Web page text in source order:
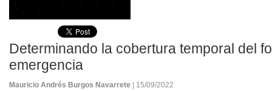
Determinando la cobertura temporal del
emergencia
Mauricio Andrés Burgos Navarrete
| 15/09/2022